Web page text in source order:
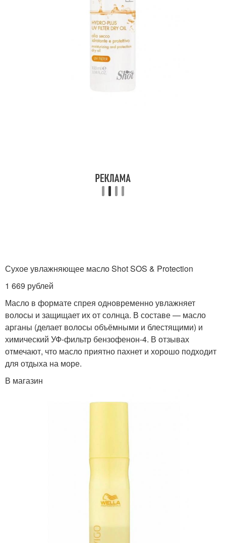
Сухое увлажняющее масло Shot SOS & Protection
1 669 рублей
Масло в формате спрея одновременно увлажняет
волосы и защищает их от солнца. В составе — масло
арганы (делает волосы объёмными и блестящими) и
химический УФ-фильтр бензофенон‑4. В отзывах
отмечают, что масло приятно пахнет и хорошо подходит
для отдыха на море.
В магазин